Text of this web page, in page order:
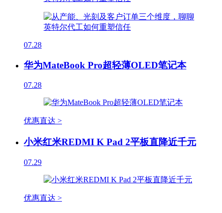
07.28
华为MateBook Pro超轻薄OLED笔记本
07.28
优惠直达 >
小米红米REDMI K Pad 2平板直降近千元
07.29
优惠直达 >